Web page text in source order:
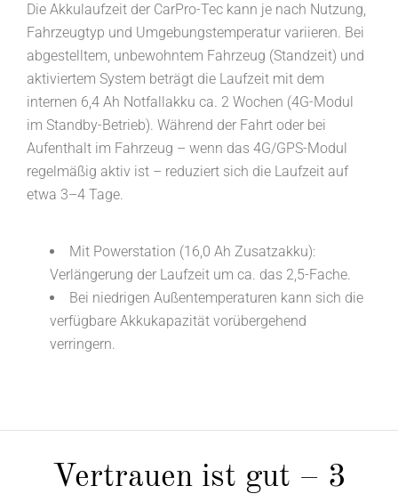
Die Akkulaufzeit der CarPro-Tec kann je nach Nutzung,
Fahrzeugtyp und Umgebungstemperatur variieren. Bei
abgestelltem, unbewohntem Fahrzeug (Standzeit) und
aktiviertem System beträgt die Laufzeit mit dem
internen 6,4 Ah Notfallakku ca. 2 Wochen (4G-Modul
im Standby-Betrieb). Während der Fahrt oder bei
Aufenthalt im Fahrzeug – wenn das 4G/GPS-Modul
regelmäßig aktiv ist – reduziert sich die Laufzeit auf
etwa 3–4 Tage.
Mit Powerstation (16,0 Ah Zusatzakku):
Verlängerung der Laufzeit um ca. das 2,5-Fache.
Bei niedrigen Außentemperaturen kann sich die
verfügbare Akkukapazität vorübergehend
verringern.
Vertrauen ist gut – 3